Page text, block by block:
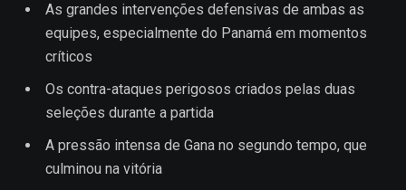
As grandes intervenções defensivas de ambas as
equipes, especialmente do Panamá em momentos
críticos
Os contra-ataques perigosos criados pelas duas
seleções durante a partida
A pressão intensa de Gana no segundo tempo, que
culminou na vitória